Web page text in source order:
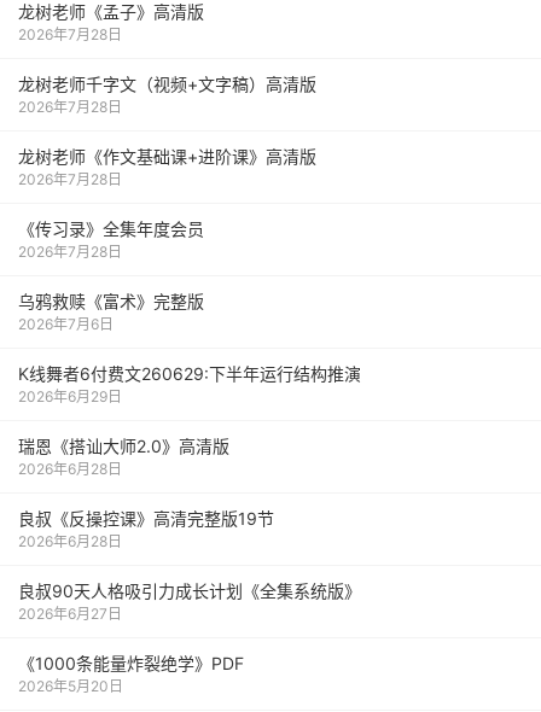
龙树老师《孟子》高清版
2026年7月28日
龙树老师千字文（视频+文字稿）高清版
2026年7月28日
龙树老师《作文基础课+进阶课》高清版
2026年7月28日
《传习录》全集年度会员
2026年7月28日
乌鸦救赎《富术》完整版
2026年7月6日
K线舞者6付费文260629:下半年运行结构推演
2026年6月29日
瑞恩《搭讪大师2.0》高清版
2026年6月28日
良叔《反操控课》高清完整版19节
2026年6月28日
良叔90天人格吸引力成长计划《全集系统版》
2026年6月27日
《1000‮能条‬‎量‮裂炸‬‎绝学》PDF
2026年5月20日